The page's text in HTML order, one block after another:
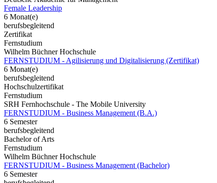
Female Leadership
6 Monat(e)
berufsbegleitend
Zertifikat
Fernstudium
Wilhelm Büchner Hochschule
FERNSTUDIUM - Agilisierung und Digitalisierung (Zertifikat)
6 Monat(e)
berufsbegleitend
Hochschulzertifikat
Fernstudium
SRH Fernhochschule - The Mobile University
FERNSTUDIUM - Business Management (B.A.)
6 Semester
berufsbegleitend
Bachelor of Arts
Fernstudium
Wilhelm Büchner Hochschule
FERNSTUDIUM - Business Management (Bachelor)
6 Semester